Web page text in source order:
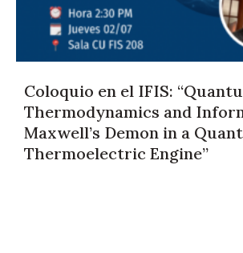
Coloquio en el IFIS:
Thermodynamics and
Maxwell’s Demon in a
Thermoelectric Engine”